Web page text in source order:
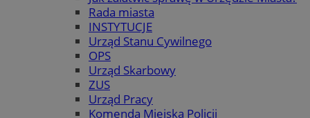
Rada miasta
INSTYTUCJE
Urząd Stanu Cywilnego
OPS
Urząd Skarbowy
ZUS
Urząd Pracy
Komenda Miejska Policji